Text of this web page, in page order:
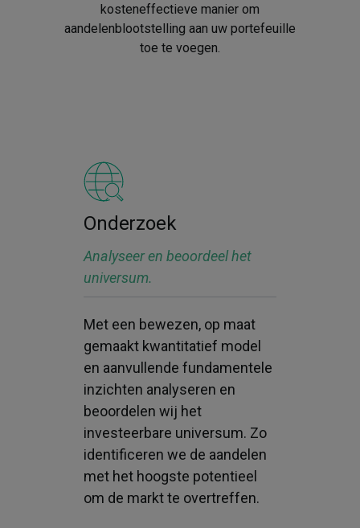
kosteneffectieve manier om
aandelenblootstelling aan uw portefeuille
toe te voegen.
Onderzoek
Analyseer en beoordeel het
universum.
Met een bewezen, op maat
gemaakt kwantitatief model
en aanvullende fundamentele
inzichten analyseren en
beoordelen wij het
investeerbare universum. Zo
identificeren we de aandelen
met het hoogste potentieel
om de markt te overtreffen.